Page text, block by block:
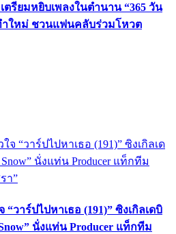
ตรียมหยิบเพลงในตำนาน “365 วัน
ำใหม่ ชวนแฟนคลับร่วมโหวต
วาร์ปไปหาเธอ (191)” ซิงเกิลเดบิ
นั่งแท่น Producer แท็กทีม